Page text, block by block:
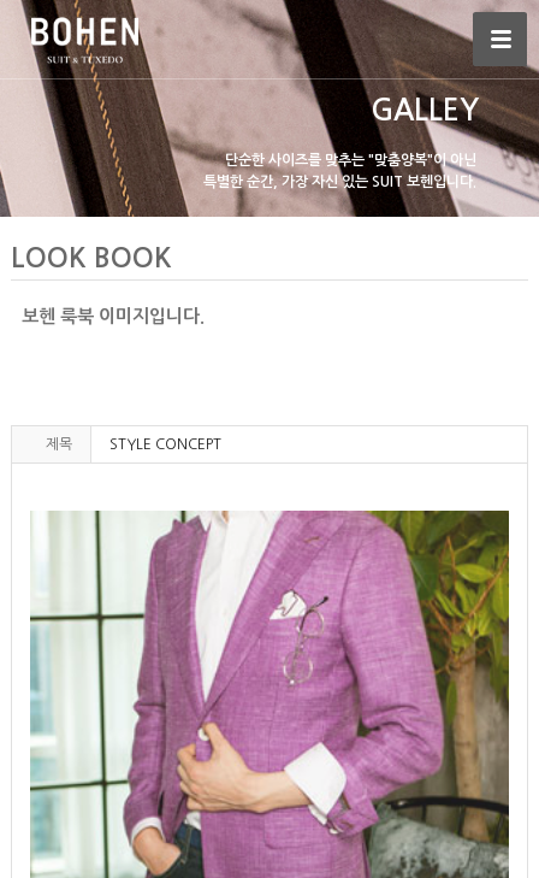
GALLEY
단순한 사이즈를 맞추는 "맞춤양복"이 아닌
특별한 순간, 가장 자신 있는 SUIT 보헨입니다.
LOOK BOOK
보헨 룩북 이미지입니다.
제목 STYLE CONCEPT